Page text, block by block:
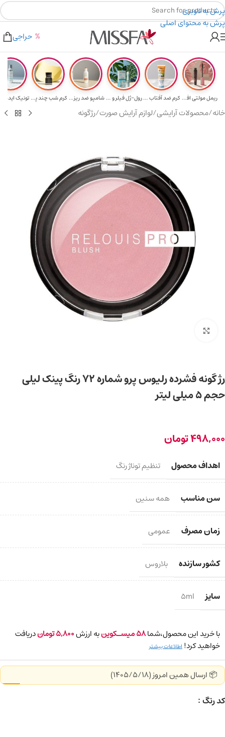
پرش به ناوبری
پرش به محتوای اصلی
۲٪ تخفیف روی سبد خرید برای روش کارت به کارت
هدیه برای خرید های بالای ۵ میلیون تومن
حراجی
ریمل مولتی افکت... کرم ضد آفتاب حا... رول-ژل فیلر و م... شامپو ضد ریزش و... کرم شب چند پپتی... تونیک ایده
خانه/محصولات آرایشی/لوازم آرایش صورت/رژگونه
رژ گونه فشرده رلیوس پرو شماره 72 رنگ پینک لیلی
حجم 5 میلی لیتر
498,000تومان
اهداف محصول تنظیم توناژ رنگ
سن مناسب همه سنین
زمان مصرف عمومی
کشور سازنده بلاروس
سایز 5ml
با خرید این محصول،شما58میسـکوینبه ارزش5,800توماندریافت
خواهید کرد! اطلاعات بیشتر
📦 ارسال همین امروز (1405/5/18)
کد رنگ